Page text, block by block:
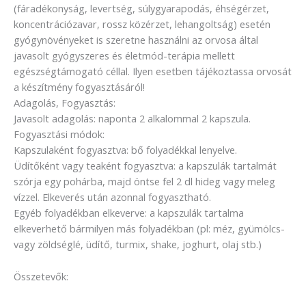
(fáradékonyság, levertség, súlygyarapodás, éhségérzet,
koncentrációzavar, rossz közérzet, lehangoltság) esetén
gyógynövényeket is szeretne használni az orvosa által
javasolt gyógyszeres és életmód-terápia mellett
egészségtámogató céllal. Ilyen esetben tájékoztassa orvosát
a készítmény fogyasztásáról!
Adagolás, Fogyasztás:
Javasolt adagolás: naponta 2 alkalommal 2 kapszula.
Fogyasztási módok:
Kapszulaként fogyasztva: bő folyadékkal lenyelve.
Üdítőként vagy teaként fogyasztva: a kapszulák tartalmát
szórja egy pohárba, majd öntse fel 2 dl hideg vagy meleg
vízzel. Elkeverés után azonnal fogyasztható.
Egyéb folyadékban elkeverve: a kapszulák tartalma
elkeverhető bármilyen más folyadékban (pl: méz, gyümölcs-
vagy zöldséglé, üdítő, turmix, shake, joghurt, olaj stb.)
Összetevők: